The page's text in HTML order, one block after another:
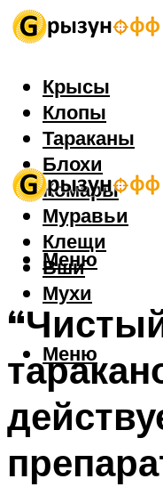
Крысы
Клопы
Тараканы
Блохи
Комары
Муравьи
Клещи
Вши
Мухи
Меню
Меню